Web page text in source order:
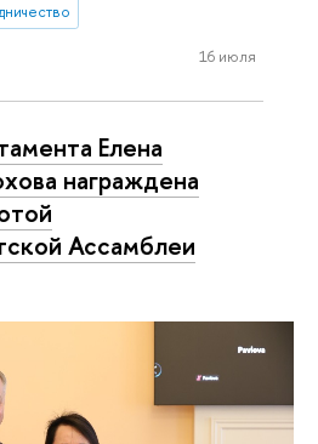
16 июля
Елена
награждена
Ассамблеи